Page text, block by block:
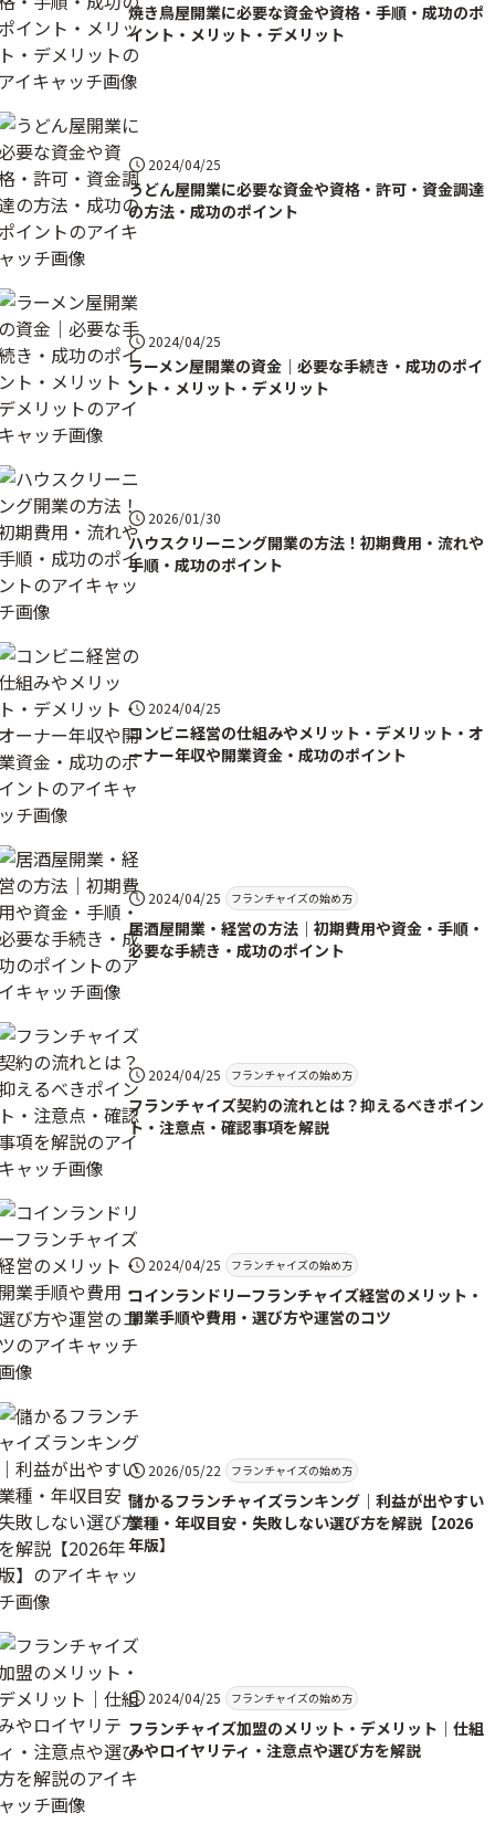
焼き鳥屋開業に必要な資金や資格・手順・成功のポ
イント・メリット・デメリット
2024/04/25
うどん屋開業に必要な資金や資格・許可・資金調達
の方法・成功のポイント
2024/04/25
ラーメン屋開業の資金｜必要な手続き・成功のポイ
ント・メリット・デメリット
2026/01/30
ハウスクリーニング開業の方法！初期費用・流れや
手順・成功のポイント
2024/04/25
コンビニ経営の仕組みやメリット・デメリット・オ
ーナー年収や開業資金・成功のポイント
2024/04/25 フランチャイズの始め方
居酒屋開業・経営の方法｜初期費用や資金・手順・
必要な手続き・成功のポイント
2024/04/25 フランチャイズの始め方
フランチャイズ契約の流れとは？抑えるべきポイン
ト・注意点・確認事項を解説
2024/04/25 フランチャイズの始め方
コインランドリーフランチャイズ経営のメリット・
開業手順や費用・選び方や運営のコツ
2026/05/22 フランチャイズの始め方
儲かるフランチャイズランキング｜利益が出やすい
業種・年収目安・失敗しない選び方を解説【2026
年版】
2024/04/25 フランチャイズの始め方
フランチャイズ加盟のメリット・デメリット｜仕組
みやロイヤリティ・注意点や選び方を解説